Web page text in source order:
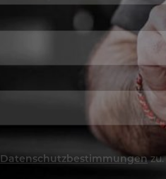
Datenschutzbestimmungenzu.